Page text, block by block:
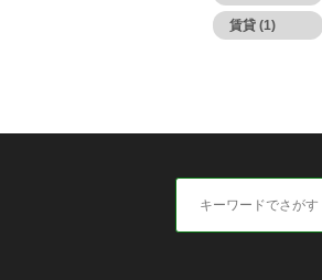
賃貸 (1)